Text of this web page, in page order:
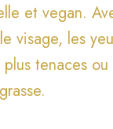
et vegan.
visage, les
tenaces